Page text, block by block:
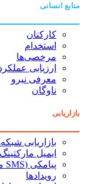
منابع انسانی
کارکنان
استخدام
مرخصی‌ها
ارزیابی
معرفی نیرو
ناوگان
بازاریابی
بازاریابی
ایمیل مارکتینگ
پیامکی (SMS مارکتینگ)
رویدادها